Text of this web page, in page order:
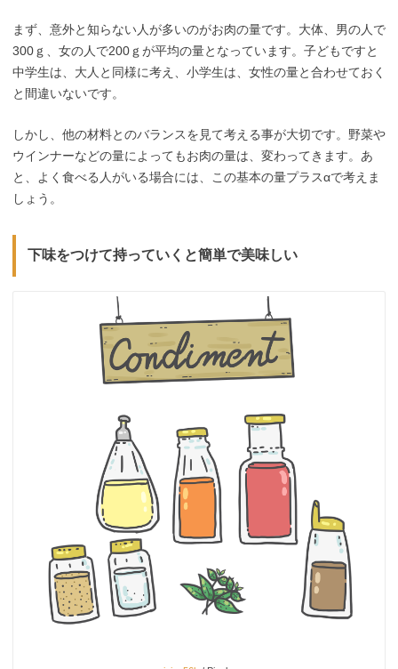
まず、意外と知らない人が多いのがお肉の量です。大体、男の人で
300ｇ、女の人で200ｇが平均の量となっています。子どもですと
中学生は、大人と同様に考え、小学生は、女性の量と合わせておく
と間違いないです。
しかし、他の材料とのバランスを見て考える事が大切です。野菜や
ウインナーなどの量によってもお肉の量は、変わってきます。あ
と、よく食べる人がいる場合には、この基本の量プラスαで考えま
しょう。
下味をつけて持っていくと簡単で美味しい